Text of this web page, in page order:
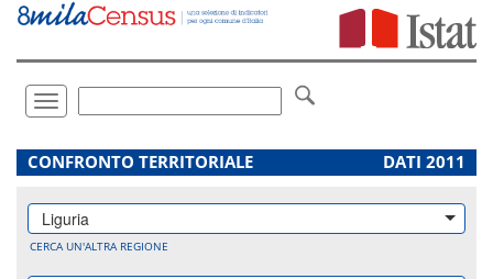
Vai
direttamente
Toggle
navigation
.
CONFRONTO TERRITORIALE DATI 2011
Liguria
CERCA UN'ALTRA REGIONE